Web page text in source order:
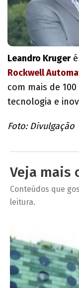
Leandro Krugeré
Rockwell
com mais de
tecnologia e
Foto: Divulgação
Veja mais
Conteúdos que
leitura.